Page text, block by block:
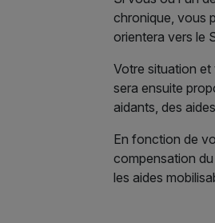
chronique, vous
orientera vers le
Votre situation
sera ensuite
aidants, des
En fonction de
compensation
les aides